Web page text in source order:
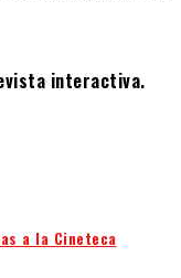
interactiva.
a la Cineteca